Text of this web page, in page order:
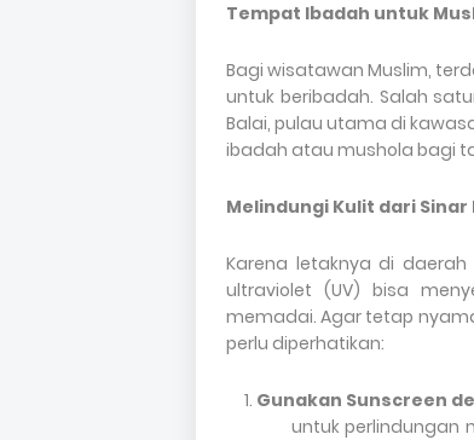
Tempat Ibadah untuk
Bagi wisatawan Muslim,
untuk beribadah. Salah
Balai, pulau utama di
ibadah atau mushola bagi
Melindungi Kulit dari
Karena letaknya di daerah
ultraviolet (UV) bisa
memadai. Agar tetap
perlu diperhatikan:
1. Gunakan Sunscreen
untukperlindungan